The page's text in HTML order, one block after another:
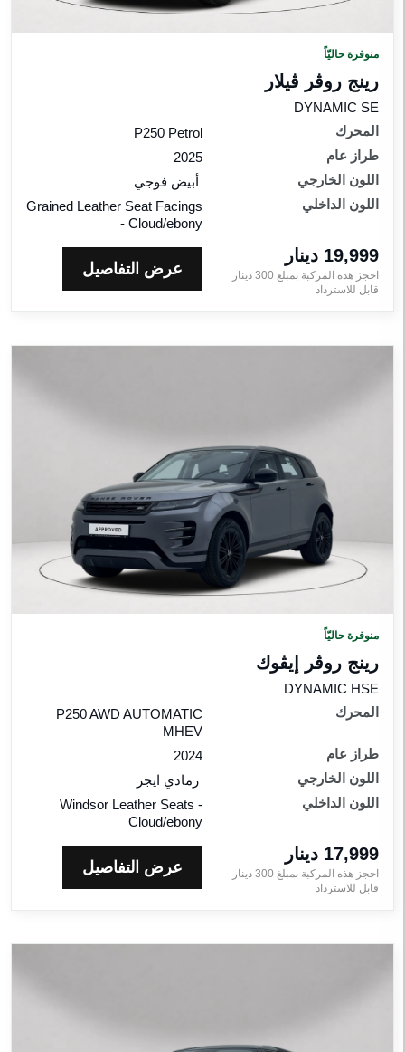
منوفرة حاليّاً
رينج روڤر ڤيلار
DYNAMIC SE
المحرك
P250 Petrol
طراز عام
2025
اللون الخارجي
أبيض فوجي
اللون الداخلي
Grained Leather Seat Facings
- Cloud/ebony
19,999 دينار‎
احجز هذه المركبة بمبلغ 300 دينار‎
قابل للاسترداد
عرض التفاصيل
منوفرة حاليّاً
رينج روڤر إيڤوك
DYNAMIC HSE
المحرك
P250 AWD AUTOMATIC
MHEV
طراز عام
2024
اللون الخارجي
رمادي ايجر
اللون الداخلي
Windsor Leather Seats -
Cloud/ebony
17,999 دينار‎
احجز هذه المركبة بمبلغ 300 دينار‎
قابل للاسترداد
عرض التفاصيل